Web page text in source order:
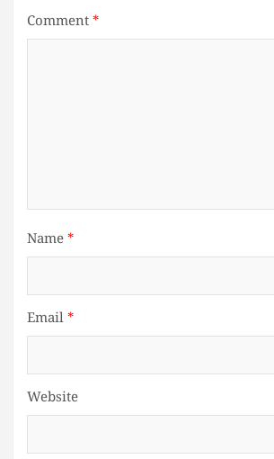
Comment*
Name*
Email*
Website